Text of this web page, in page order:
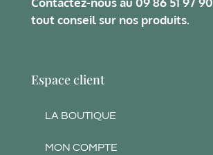
tout conseil sur nos produits.
Espace client
LA BOUTIQUE
MON COMPTE